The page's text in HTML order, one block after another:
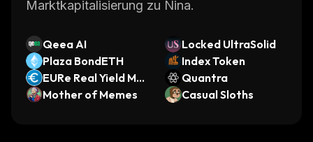
Marktkapitalisierung zu Nina.
Qeea AI
Locked UltraSolid
Plaza BondETH
Index Token
EURe Real Yield Mor
pho Vault
Quantra
Mother of Memes
Casual Sloths